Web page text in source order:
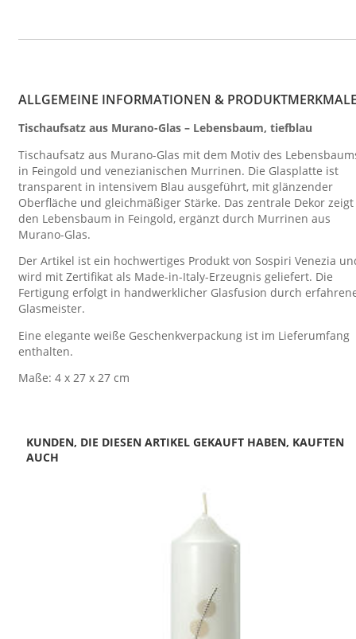
ALLGEMEINE INFORMATIONEN &
Tischaufsatz aus Murano-Glas – Lebensbaum, tiefblau
Tischaufsatz aus Murano-Glas mit dem Motiv des
in Feingold und venezianischen Murrinen. Die Glasplatte ist
transparent in intensivem Blau ausgeführt, mit glänzender
Oberfläche und gleichmäßiger Stärke. Das zentrale Dekor zeigt
den Lebensbaum in Feingold, ergänzt durch Murrinen aus
Murano-Glas.
Der Artikel ist ein hochwertiges Produkt von Sospiri Venezia
wird mit Zertifikat als Made-in-Italy-Erzeugnis geliefert. Die
Fertigung erfolgt in handwerklicher Glasfusion durch
Glasmeister.
Eine elegante weiße Geschenkverpackung ist im Lieferumfang
enthalten.
Maße: 4 x 27 x 27 cm
KUNDEN, DIE DIESEN ARTIKEL GEKAUFT HABEN, KAUFTEN
AUCH